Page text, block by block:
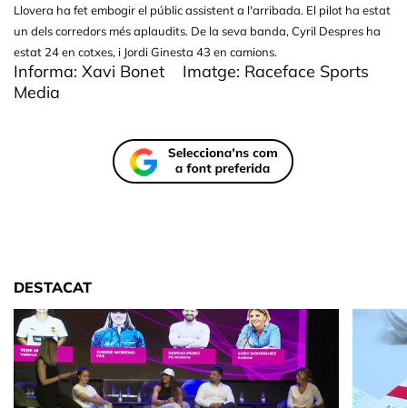
Llovera ha fet embogir el públic assistent a l'arribada. El pilot ha estat
un dels corredors més aplaudits. De la seva banda, Cyril Despres ha
estat 24 en cotxes, i Jordi Ginesta 43 en camions.
Informa: Xavi Bonet Imatge: Raceface Sports
Media
DESTACAT